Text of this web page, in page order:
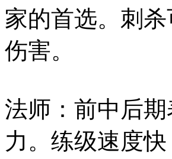
家的首选。刺
伤害。
法师：前中后
力。练级速度